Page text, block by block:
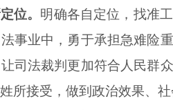
位。 明确各自定位，找准
事业中，勇于承担急难险
司法裁判更加符合人民群
所接受，做到政治效果、社